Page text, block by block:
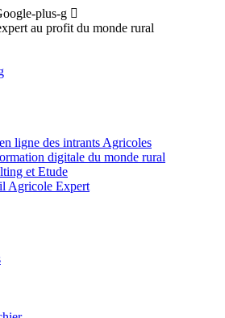
plus-g
au profit du monde rural
ligne des intrants Agricoles
digitale du monde rural
et Etude
Agricole Expert